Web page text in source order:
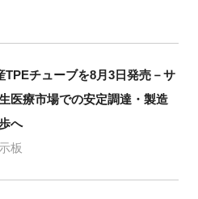
TPEチューブを8月3日発売－サ
医療市場での安定調達・製造
へ
板